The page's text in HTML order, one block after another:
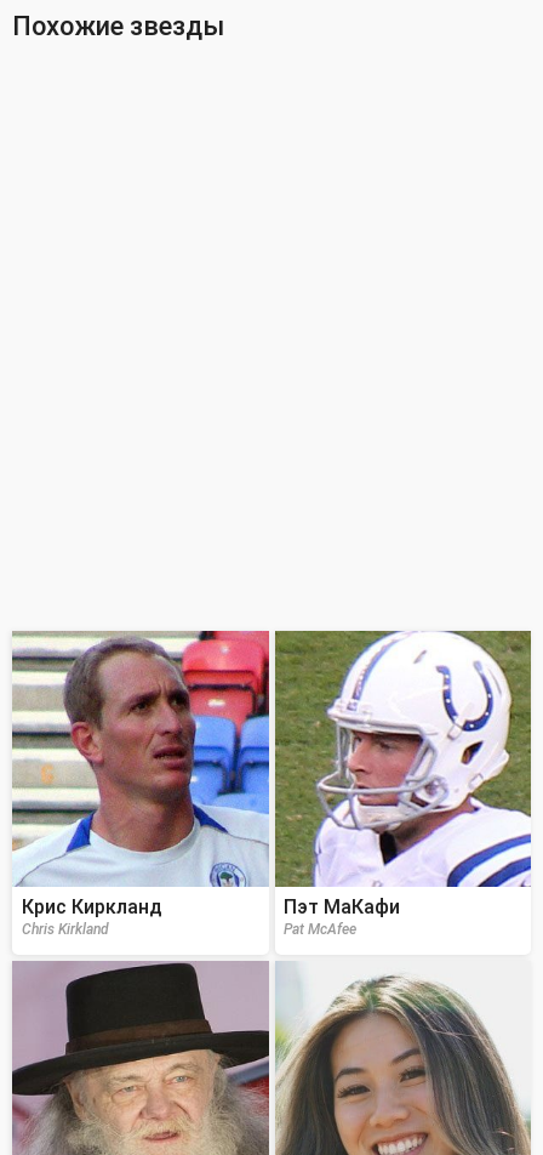
Похожие звезды
Крис Киркланд
Chris Kirkland
Пэт МаКафи
Pat McAfee